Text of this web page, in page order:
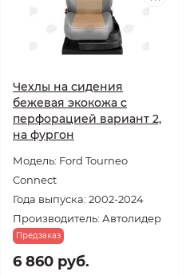
Чехлы на сидения
бежевая экокожа с
перфорацией вариант 2,
на фургон
Модель: Ford Tourneo
Connect
Года выпуска: 2002-2024
Производитель: Автолидер
Предзаказ
6 860 руб.